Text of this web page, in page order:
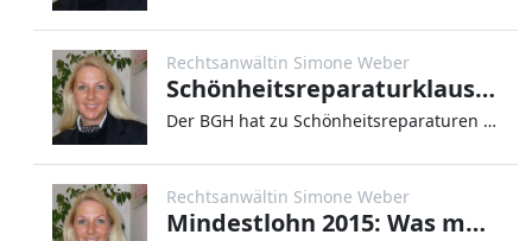
Rechtsanwältin Simone Weber
Schönheitsreparaturklauseln gekippt
Der BGH hat zu Schönheitsreparaturen neu entschieden. Wichtige Urteile, die Mieter und Vermieter kennen müssen. BGH, Urt
Rechtsanwältin Simone Weber
Mindestlohn 2015: Was man wissen muss